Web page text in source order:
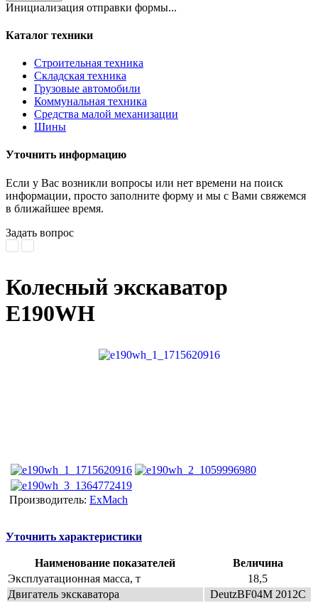
Инициализация отправки формы...
Каталог техники
Строительная техника
Складская техника
Грузовые автомобили
Коммунальная техника
Средства малой механизации
Шины
Уточнить информацию
Если у Вас возникли вопросы или нет времени на поиск
информации, просто заполните форму и мы с Вами свяжемся
в ближайшее время.
Задать вопрос
Колесный экскаватор
E190WH
Производитель: ExMach
Уточнить характеристики
Наименование показателей
Величина
Эксплуатационная масса, т
18,5
Двигатель экскаватора
DeutzBF04M 2012С